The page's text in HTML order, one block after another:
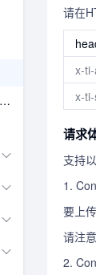
请在
x-
x-
请求
支持
1.
要上
请注
2.